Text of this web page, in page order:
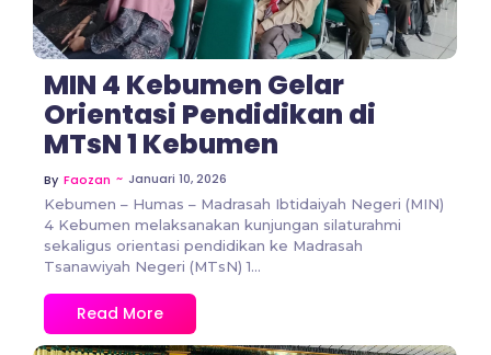
MIN 4 Kebumen Gelar
Orientasi Pendidikan di
MTsN 1 Kebumen
By Faozan ~ Januari 10, 2026
Kebumen – Humas – Madrasah Ibtidaiyah Negeri (MIN)
4 Kebumen melaksanakan kunjungan silaturahmi
sekaligus orientasi pendidikan ke Madrasah
Tsanawiyah Negeri (MTsN) 1...
Read More